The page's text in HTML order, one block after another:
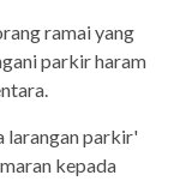
ramai yang
parkir haram
larangan parkir'
kepada